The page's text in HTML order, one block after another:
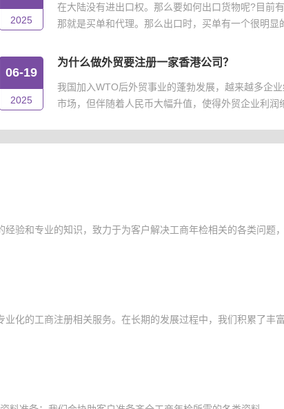
2025
在大陆没有进出口权。那么要如何出口货物呢?目前
那就是买单和代理。那么出口时，买单有一个很明显
06-19
2025
为什么做外贸要注册一家香港公司？
我国加入WTO后外贸事业的蓬勃发展，越来越多企
市场，但伴随着人民币大幅升值，使得外贸企业利润
验和专业的知识，致力于为客户解决工商年检相关的各类问题，
化的工商注册相关服务。在长期的发展过程中，我们积累了丰富